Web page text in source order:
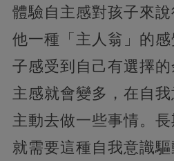
體驗自主感對孩子來
他一種「主人翁」的
子感受到自己有選擇
主感就會變多，在自我
主動去做一些事情。長
就需要這種自我意識